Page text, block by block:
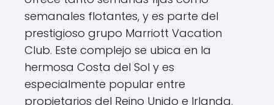
semanales flotantes, y es parte del
prestigioso grupo Marriott Vacation
Club. Este complejo se ubica en la
hermosa Costa del Sol y es
especialmente popular entre
propietarios del Reino Unido e Irlanda.